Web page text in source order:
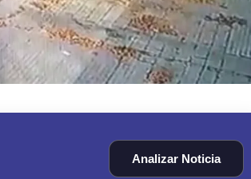
Analizar Noticia